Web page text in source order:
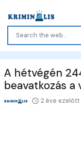
A hétvégén
beavatkozás
2 éve ezelőtt